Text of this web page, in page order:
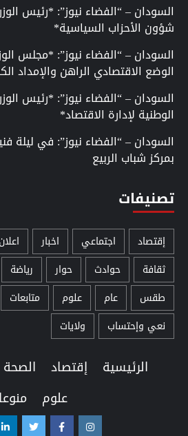
السودان – “الفضاء نيوز”: *رئيس
شؤون الأحزاب السياسية*
السودان – “الفضاء نيوز”: *مجلس
الوضع الاقتصادي الراهن والإمداد
السودان – “الفضاء نيوز”: *رئيس
الوطنية لإدارة الاقتصاد*
السودان – “الفضاء نيوز”: في ليلة
بمركز شباب الربيع
تصنيفات
إقتصاد اجتماعي اخبار اعلان
ثقافة
حوادث حوار رياضة
طقس
عام علوم متابعات
نعي وإحتساب
ولايات
الرئيسية إقتصاد الصحة
علوم